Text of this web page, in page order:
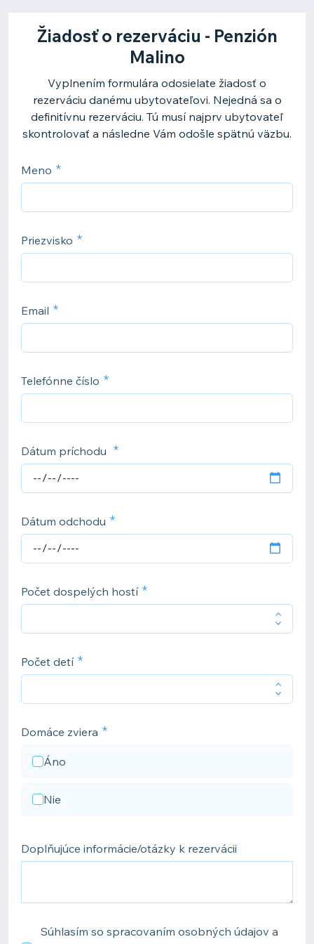
Žiadosť o rezerváciu - Penzión
Malino
Vyplnením formulára odosielate žiadosť o
rezerváciu danému ubytovateľovi. Nejedná sa o
definitívnu rezerváciu. Tú musí najprv ubytovateľ
skontrolovať a následne Vám odošle spätnú väzbu.
Meno
Priezvisko
Email
Telefónne číslo
Dátum príchodu
Dátum odchodu
Počet dospelých hostí
Počet detí
Domáce zviera
Áno
Nie
Doplňujúce informácie/otázky k rezervácii
Súhlasím so spracovaním osobných údajov a